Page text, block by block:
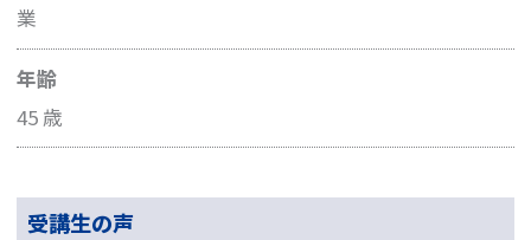
業
年齢
45 歳
受講生の声